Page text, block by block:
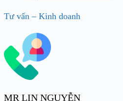
Tư vấn – Kinh doanh
MR LIN NGUYỄN